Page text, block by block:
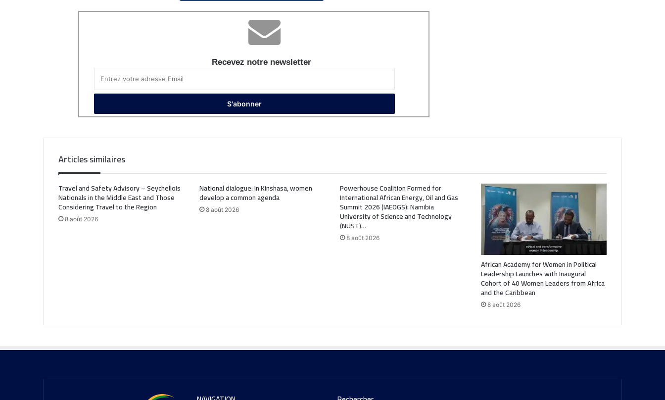
Recevez notre newsletter
Articles similaires
Travel and Safety Advisory – Seychellois
Nationals in the Middle East and Those
Considering Travel to the Region
8 août 2026
National dialogue: in Kinshasa, women
develop a common agenda
8 août 2026
Powerhouse Coalition Formed for
International African Energy, Oil and Gas
Summit 2026 (IAEOGS): Namibia
University of Science and Technology
(NUST)…
8 août 2026
African Academy for Women in Political
Leadership Launches with Inaugural
Cohort of 40 Women Leaders from Africa
and the Caribbean
8 août 2026